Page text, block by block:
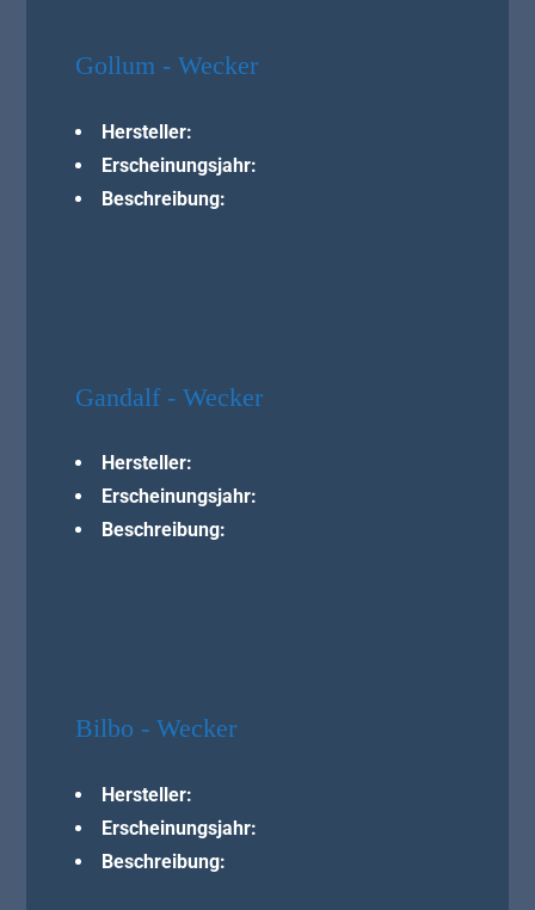
Gollum - Wecker
Hersteller:
Erscheinungsjahr:
Beschreibung:
Gandalf - Wecker
Hersteller:
Erscheinungsjahr:
Beschreibung:
Bilbo - Wecker
Hersteller:
Erscheinungsjahr:
Beschreibung: